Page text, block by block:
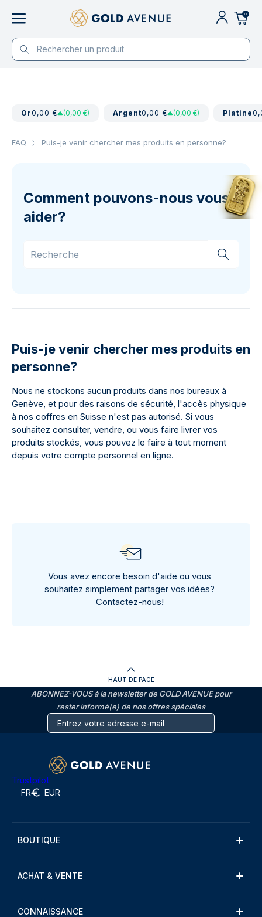
0
Or0,00 € (0,00 €) Argent0,00 € (0,00 €) Platine
FAQ Puis-je venir chercher mes produits en personne?
Comment pouvons-nous vous
aider?
Puis-je venir chercher mes produits en
personne?
Nous ne stockons aucun produits dans nos bureaux à
Genève, et pour des raisons de sécurité, l'accès physique
à nos coffres en Suisse n'est pas autorisé. Si vous
souhaitez consulter, vendre, ou vous faire livrer vos
produits stockés, vous pouvez le faire à tout moment
depuis votre compte personnel en ligne.
Vous avez encore besoin d'aide ou vous
souhaitez simplement partager vos idées?
Contactez-nous!
HAUT DE PAGE
ABONNEZ-VOUS à la newsletter de GOLD AVENUE pour
rester informé(e) de nos offres spéciales
Trustpilot
FR EUR
BOUTIQUE
ACHAT & VENTE
CONNAISSANCE